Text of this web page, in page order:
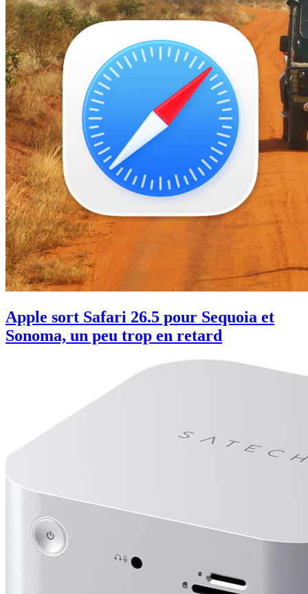
Apple sort Safari 26.5 pour Sequoia et
Sonoma, un peu trop en retard